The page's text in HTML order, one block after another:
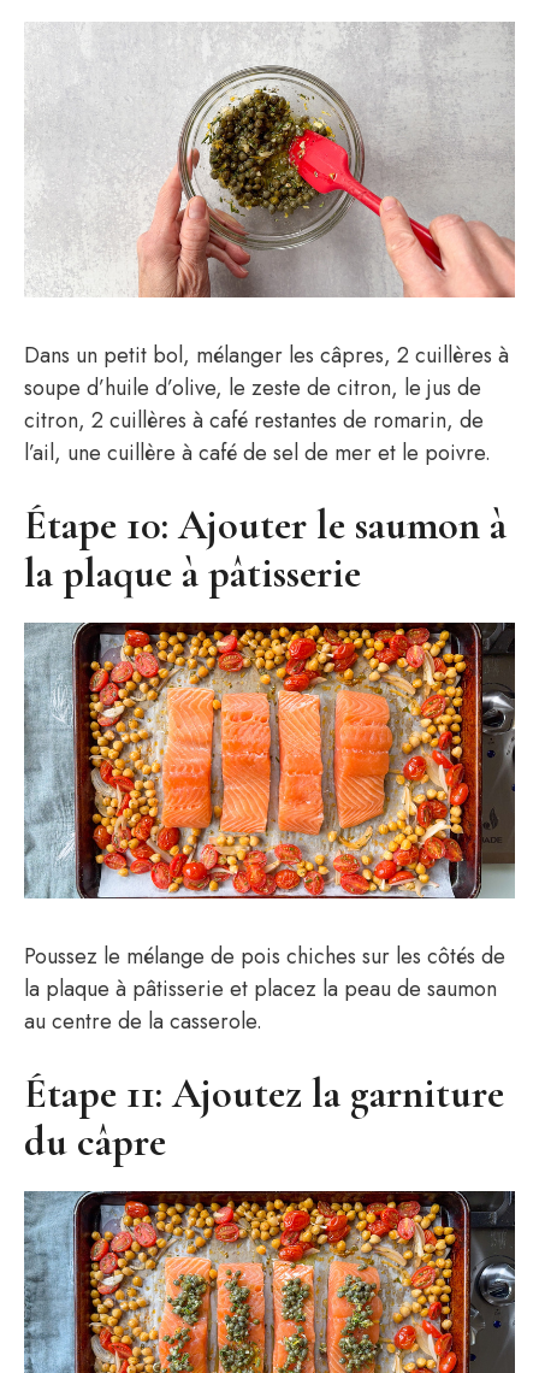
Dans un petit bol, mélanger les câpres, 2 cuillères à
soupe d’huile d’olive, le zeste de citron, le jus de
citron, 2 cuillères à café restantes de romarin, de
l’ail, une cuillère à café de sel de mer et le poivre.
Étape 10: Ajouter le saumon à
la plaque à pâtisserie
Poussez le mélange de pois chiches sur les côtés de
la plaque à pâtisserie et placez la peau de saumon
au centre de la casserole.
Étape 11: Ajoutez la garniture
du câpre